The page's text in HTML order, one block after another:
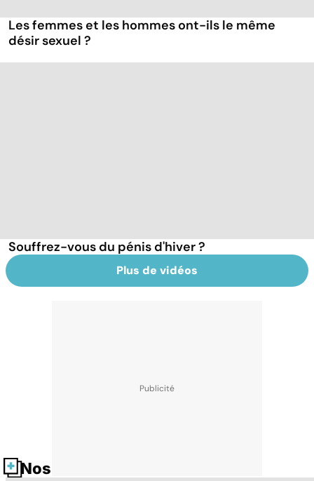
Les femmes et les hommes ont-ils le même
désir sexuel ?
Souffrez-vous du pénis d'hiver ?
Plus de vidéos
Nos fiches santé